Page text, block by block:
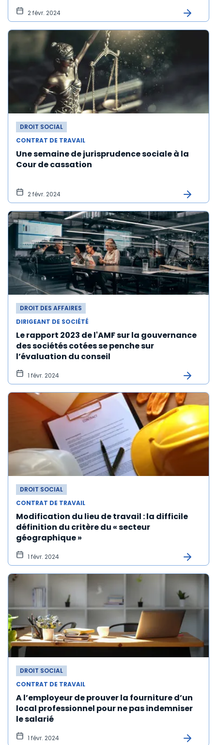
2 févr. 2024
DROIT SOCIAL
CONTRAT DE TRAVAIL
Une semaine de jurisprudence sociale à la
Cour de cassation
2 févr. 2024
DROIT DES AFFAIRES
DIRIGEANT DE SOCIÉTÉ
Le rapport 2023 de l'AMF sur la gouvernance
des sociétés cotées se penche sur
l’évaluation du conseil
1 févr. 2024
DROIT SOCIAL
CONTRAT DE TRAVAIL
Modification du lieu de travail : la difficile
définition du critère du « secteur
géographique »
1 févr. 2024
DROIT SOCIAL
CONTRAT DE TRAVAIL
A l’employeur de prouver la fourniture d’un
local professionnel pour ne pas indemniser
le salarié
1 févr. 2024